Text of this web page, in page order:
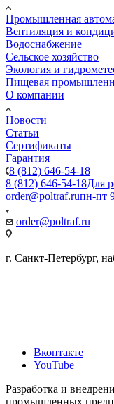
Промышленная
Вентиляция и
Водоснабжение
Сельское хозяйство
Экология и
Пищевая
О компании
Новости
Статьи
Сертификаты
Гарантия
8 (812) 646-54-18
8 (812) 646-54-18Для
order@poltraf.ruпн-пт
order@poltraf.ru
г. Санкт-Петербург,
Вконтакте
YouTube
Разработка и
промышленных